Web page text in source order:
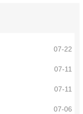
07-22
07-11
07-11
07-06